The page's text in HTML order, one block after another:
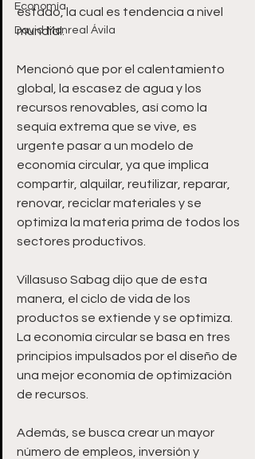
Economía
David Monreal Ávila
estado, la cual es tendencia a nivel
mundial.
Mencionó que por el calentamiento
global, la escasez de agua y los
recursos renovables, así como la
sequía extrema que se vive, es
urgente pasar a un modelo de
economía circular, ya que implica
compartir, alquilar, reutilizar, reparar,
renovar, reciclar materiales y se
optimiza la materia prima de todos los
sectores productivos.
Villasuso Sabag dijo que de esta
manera, el ciclo de vida de los
productos se extiende y se optimiza.
La economía circular se basa en tres
principios impulsados por el diseño de
una mejor economía de optimización
de recursos.
Además, se busca crear un mayor
número de empleos, inversión y